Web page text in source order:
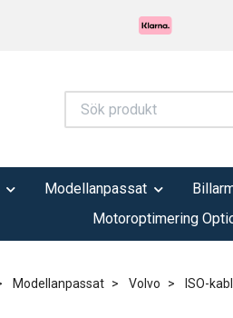
Modellanpassat
Motoroptimering
Modellanpassat Volvo ISO-